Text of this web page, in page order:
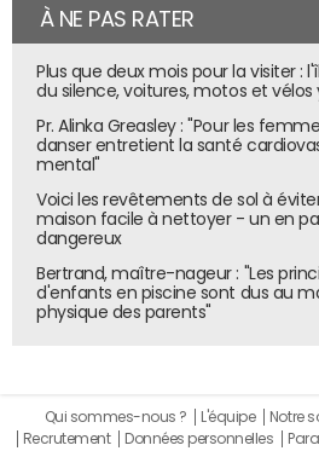
À NE PAS RATER
Plus que deux mois pour la visiter :
du silence, voitures, motos et vélos
Pr. Alinka Greasley : "Pour les
danser entretient la santé
mental"
Voici les revêtements de sol à
maison facile à nettoyer - un en
dangereux
Bertrand, maître-nageur : "Les
d'enfants en piscine sont dus au
physique des parents"
Qui sommes-nous ? L'équipe Notre
Recrutement
Données personnelles